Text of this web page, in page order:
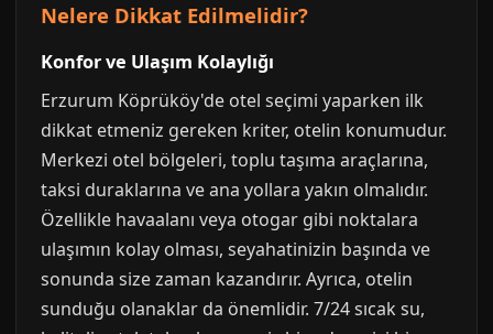
Nelere Dikkat Edilmelidir?
Konfor ve Ulaşım Kolaylığı
Erzurum Köprüköy'de otel seçimi yaparken ilk
dikkat etmeniz gereken kriter, otelin konumudur.
Merkezi otel bölgeleri, toplu taşıma araçlarına,
taksi duraklarına ve ana yollara yakın olmalıdır.
Özellikle havaalanı veya otogar gibi noktalara
ulaşımın kolay olması, seyahatinizin başında ve
sonunda size zaman kazandırır. Ayrıca, otelin
sunduğu olanaklar da önemlidir. 7/24 sıcak su,